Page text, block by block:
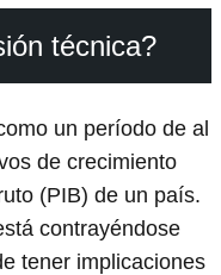
técnica?
un período de al
de crecimiento
(PIB) de un país.
contrayéndose
tener implicaciones